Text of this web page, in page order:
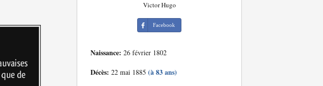
Victor Hugo
Facebook
Naissance: 26 février 1802
Décès: 22 mai 1885 (à 83 ans)